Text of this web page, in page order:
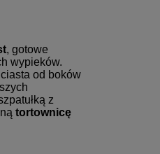
, gotowe
wypieków.
od boków
z
tortownicę